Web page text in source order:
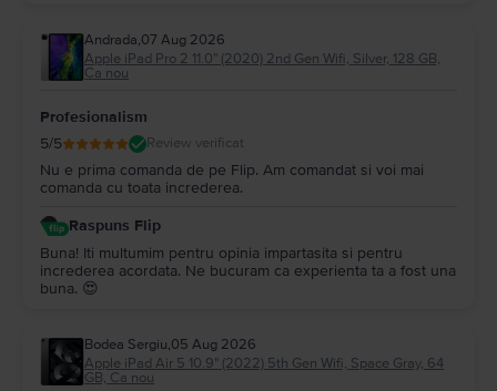
Andrada,07 Aug 2026
Apple iPad Pro 2 11.0" (2020) 2nd Gen Wifi, Silver, 128 GB,
Ca nou
Profesionalism
5/5 Review verificat
Nu e prima comanda de pe Flip. Am comandat si voi mai
comanda cu toata increderea.
Raspuns Flip
Buna! Iti multumim pentru opinia impartasita si pentru
increderea acordata. Ne bucuram ca experienta ta a fost una
buna. 😍
Bodea Sergiu,05 Aug 2026
Apple iPad Air 5 10.9" (2022) 5th Gen Wifi, Space Gray, 64
GB, Ca nou